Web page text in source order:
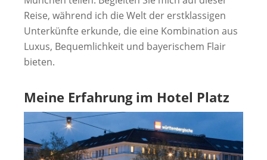
Reise, während ich die Welt der erstklassigen
Unterkünfte erkunde, die eine Kombination aus
Luxus, Bequemlichkeit und bayerischem Flair
bieten.
Meine Erfahrung im Hotel Platz